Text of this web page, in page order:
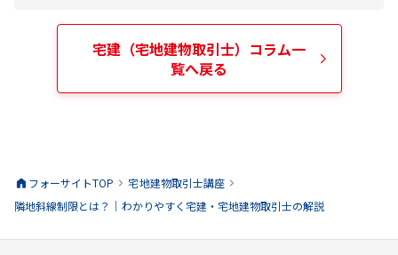
宅建（宅地建物取引士） コラム一
覧へ戻る
フォーサイトTOP 宅地建物取引士講座
隣地斜線制限とは？｜わかりやすく宅建・宅地建物取引士の解説